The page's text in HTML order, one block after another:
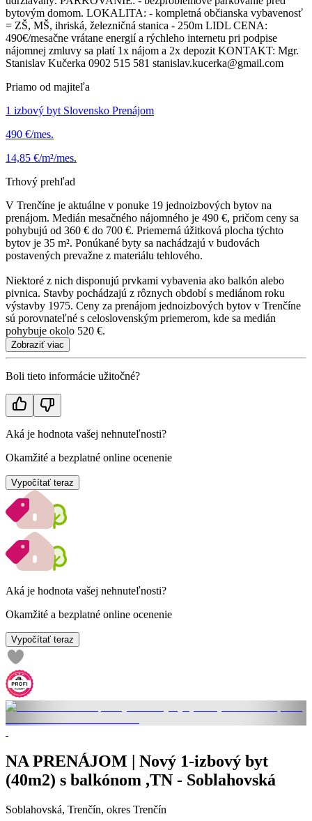
bytovým domom. LOKALITA: - kompletná občianska vybavenosť
= ZŠ, MŠ, ihriská, železničná stanica - 250m LIDL CENA:
490€/mesačne vrátane energií a rýchleho internetu pri podpise
nájomnej zmluvy sa platí 1x nájom a 2x depozit KONTAKT: Mgr.
Stanislav Kučerka 0902 515 581 stanislav.kucerka@gmail.com
Priamo od majiteľa
1 izbový byt Slovensko Prenájom
490 €/mes.
14,85 €/m²/mes.
Trhový prehľad
V Trenčíne je aktuálne v ponuke 19 jednoizbových bytov na
prenájom. Medián mesačného nájomného je 490 €, pričom ceny sa
pohybujú od 360 € do 700 €. Priemerná úžitková plocha týchto
bytov je 35 m². Ponúkané byty sa nachádzajú v budovách
postavených prevažne z materiálu tehlového.
Niektoré z nich disponujú prvkami vybavenia ako balkón alebo
pivnica. Stavby pochádzajú z rôznych období s mediánom roku
výstavby 1975. Ceny za prenájom jednoizbových bytov v Trenčíne
sú porovnateľné s celoslovenským priemerom, kde sa medián
pohybuje okolo 520 €.
Zobraziť viac
Boli tieto informácie užitočné?
Aká je hodnota vašej nehnuteľnosti?
Okamžité a bezplatné online ocenenie
Vypočítať teraz
Aká je hodnota vašej nehnuteľnosti?
Okamžité a bezplatné online ocenenie
Vypočítať teraz
NA PRENÁJOM | Nový 1-izbový byt
(40m2) s balkónom ,TN - Soblahovská
Soblahovská, Trenčín, okres Trenčín